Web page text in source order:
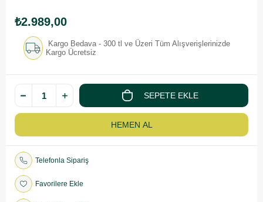
₺2.989,00
Kargo Bedava - 300 tl ve Üzeri Tüm Alışverişlerinizde
Kargo Ücretsiz
Telefonla Sipariş
Favorilere Ekle